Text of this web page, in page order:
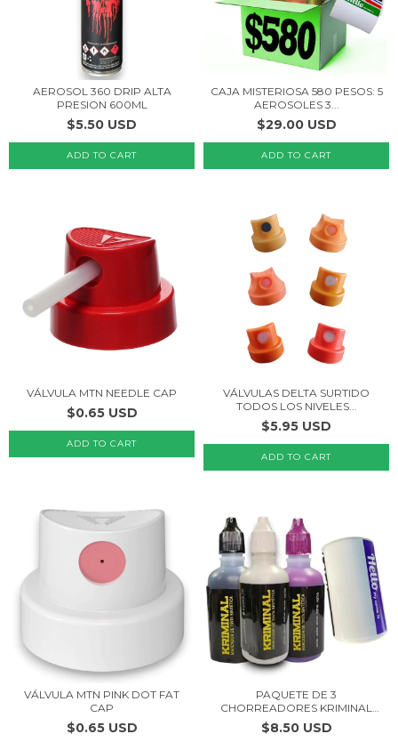
AEROSOL 360 DRIP ALTA
PRESION 600ML
$5.50 USD
ADD TO CART
CAJA MISTERIOSA 580 PESOS: 5
AEROSOLES 3...
$29.00 USD
VÁLVULA MTN NEEDLE CAP
$0.65 USD
VÁLVULAS DELTA SURTIDO
TODOS LOS NIVELES...
$5.95 USD
VÁLVULA MTN PINK DOT FAT
CAP
$0.65 USD
PAQUETE DE 3
CHORREADORES KRIMINAL
DRIP...
$8.50 USD